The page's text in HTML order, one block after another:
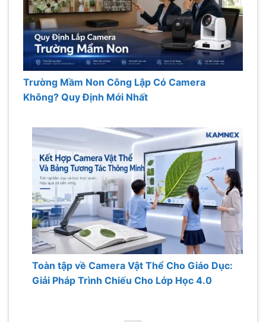
Trường Mầm Non Công Lập Có Camera
Không? Quy Định Mới Nhất
Toàn tập về Camera Vật Thể Cho Giáo Dục:
Giải Pháp Trình Chiếu Cho Lớp Học 4.0